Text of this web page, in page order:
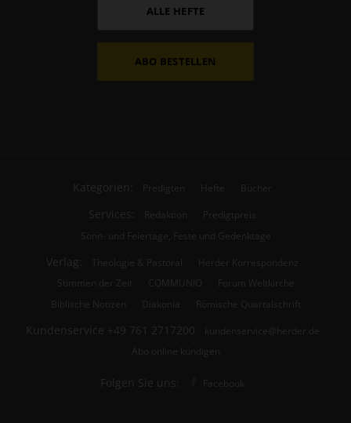
ALLE HEFTE
ABO BESTELLEN
Kategorien: Predigten Hefte Bücher
Services: Redaktion
Predigtpreis
Sonn- und Feiertage, Feste und Gedenktage
Verlag: Theologie & Pastoral
Herder Korrespondenz
Stimmen der Zeit
COMMUNIO
Forum Weltkirche
Biblische Notizen
Diakonia Römische Quartalschrift
Kundenservice +49 761 2717200
kundenservice@herder.de
Abo online kündigen
Folgen Sie uns: Facebook